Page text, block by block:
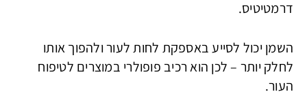
דרמטיטיס.
השמן יכול לסייע באספקת לחות לעור ולהפוך אותו
לחלק יותר – לכן הוא רכיב פופולרי במוצרים לטיפוח
העור.